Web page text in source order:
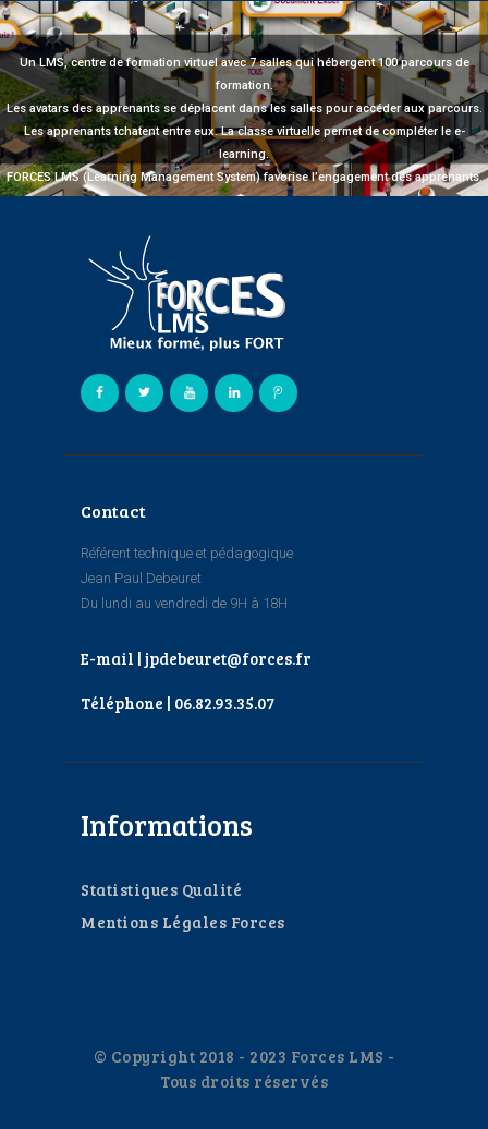
Un LMS, centre de formation virtuel avec 7 salles qui hébergent 100 parcours de
formation.
Les avatars des apprenants se déplacent dans les salles pour accéder aux parcours.
Les apprenants tchatent entre eux. La classe virtuelle permet de compléter le e-
learning.
FORCES LMS (Learning Management System) favorise l’engagement des apprenants.
Contact
Référent technique et pédagogique
Jean Paul Debeuret
Du lundi au vendredi de 9H à 18H
E-mail | jpdebeuret@forces.fr
Téléphone | 06.82.93.35.07
Informations
Statistiques Qualité
Mentions Légales Forces
© Copyright 2018 - 2023 Forces LMS -
Tous droits réservés